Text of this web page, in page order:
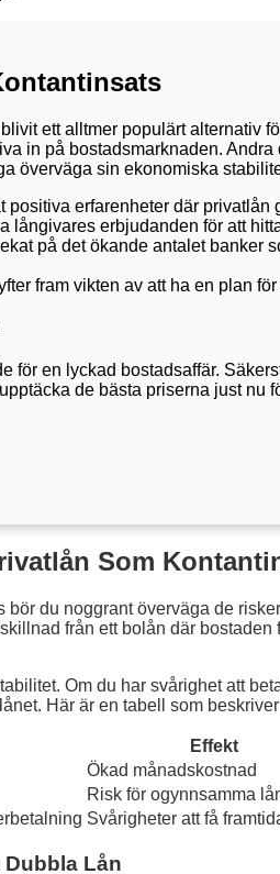
ett alltmer populärt alternativ
in på bostadsmarknaden.
överväga sin ekonomiska
positiva erfarenheter där
långivares erbjudanden för att
på det ökande antalet
fram vikten av att ha en plan
för en lyckad bostadsaffär.
de bästa priserna just nu
Som
du noggrant överväga de
från ett bolån där
Om du har svårighet att
Här är en tabell som
Effekt
Ökad månadskostnad
Risk för ogynnsamma
Svårigheter att få
Dubbla Lån